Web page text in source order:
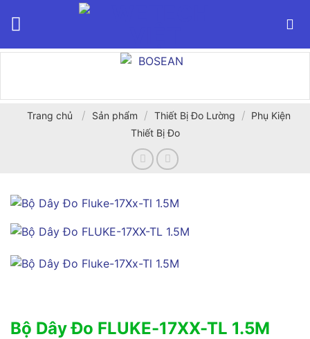
Trang chủ / Sản phẩm / Thiết Bị Đo Lường / Phụ Kiện
Thiết Bị Đo
Bộ Dây Đo FLUKE-17XX-TL 1.5M